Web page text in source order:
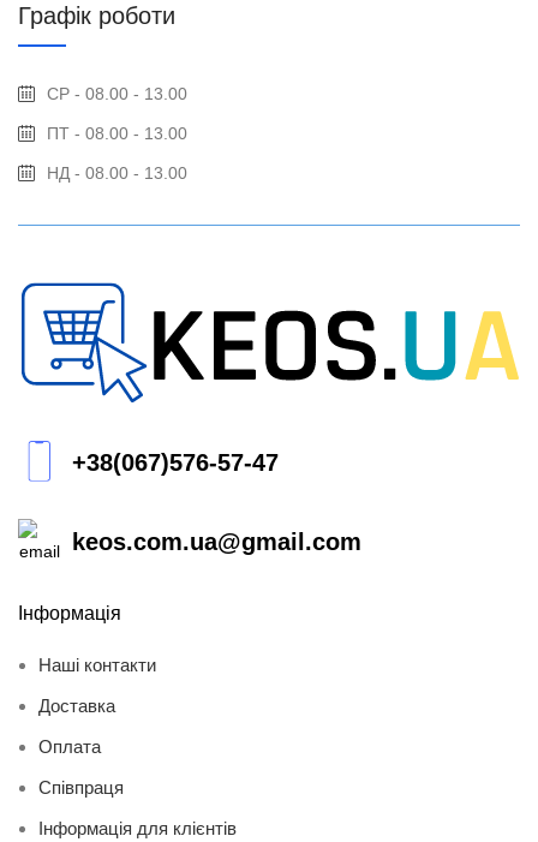
Графік роботи
СР - 08.00 - 13.00
ПТ - 08.00 - 13.00
НД - 08.00 - 13.00
+38(067)576-57-47
keos.com.ua@gmail.com
Інформація
Наші контакти
Доставка
Оплата
Співпраця
Інформація для клієнтів